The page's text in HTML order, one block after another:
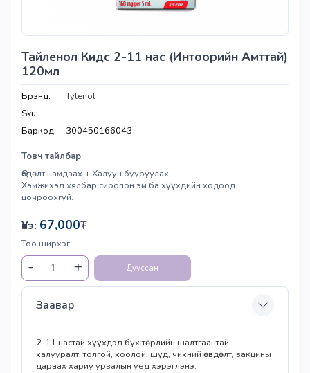
Тайленол Кидс 2-11 нас (Интоорийн Амттай)
120мл
Брэнд:
Tylenol
Sku:
Баркод:
300450166043
Товч тайлбар
Өвдөлт намдаах + Халуун бууруулах
Хэмжихэд хялбар сиропон эм ба хүүхдийн ходоод
цочроохгүй.
Үнэ: 67,000₮
Тоо ширхэг
Дууссан
Заавар
2-11 настай хүүхдэд бүх төрлийн шалтгаантай
халууралт, толгой, хоолой, шүд, чихний өвдөлт, вакцины
дараах хариу урвалын үед хэрэглэнэ.